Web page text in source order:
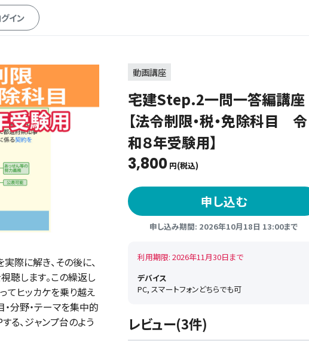
イン
際に解き、その後に、
聴します。この繰返し
てヒッカケを乗り越え
分野・テーマを集中的
る、ジャンプ台のよう
動画講座
宅建Step.2一問一答編講座
【法令制限・税・免除科目 令
和８年受験用】
3,800 円(税込)
申し込む
申し込み期間: 2026年10月18日 13:00まで
利用期限: 2026年11月30日まで
デバイス
PC, スマートフォンどちらでも可
レビュー(3件)